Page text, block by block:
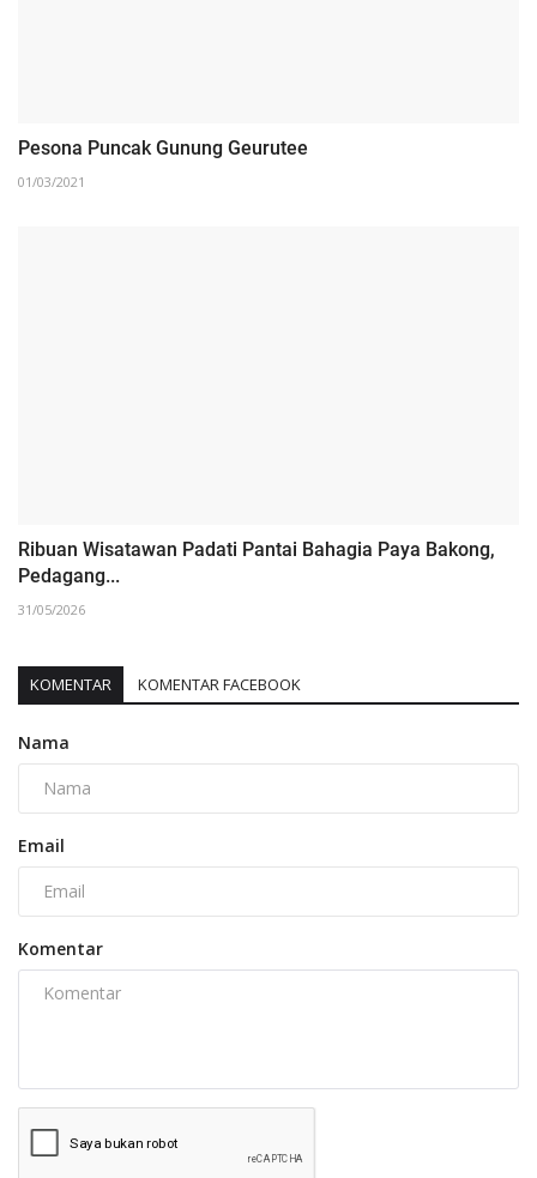
Pesona Puncak Gunung Geurutee
01/03/2021
Ribuan Wisatawan Padati Pantai Bahagia Paya Bakong,
Pedagang...
31/05/2026
KOMENTAR KOMENTAR FACEBOOK
Nama
Email
Komentar